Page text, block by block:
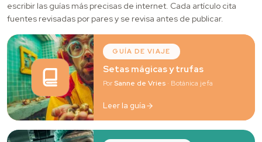
escribir las guías más precisas de internet. Cada artículo cita
fuentes revisadas por pares y se revisa antes de publicar.
GUÍA DE VIAJE
Setas mágicas y trufas
PorSanne de Vries · Botánica jefa
Leer la guía